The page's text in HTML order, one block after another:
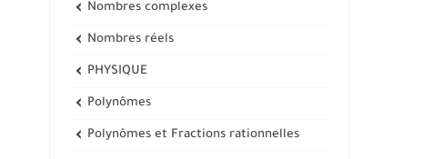
Nombres complexes
Nombres réels
PHYSIQUE
Polynômes
Polynômes et Fractions rationnelles